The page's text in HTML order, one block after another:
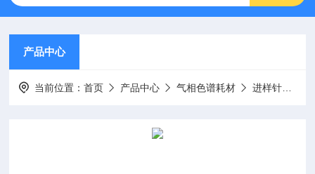
产品中心
当前位置：首页 产品中心 气相色谱耗材 进样针（尖头微量注射器）